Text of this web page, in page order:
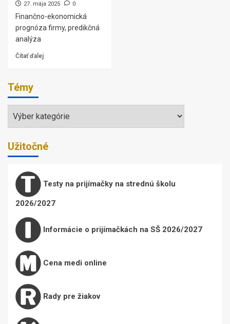
27. mája 2025
0
Finančno-ekonomická
prognóza firmy, predikčná
analýza
Čítať ďalej
Témy
Témy
Užitočné
Testy na prijímačky na strednú školu
2026/2027
Informácie o prijímačkách na SŠ 2026/2027
Cena medi online
Rady pre žiakov